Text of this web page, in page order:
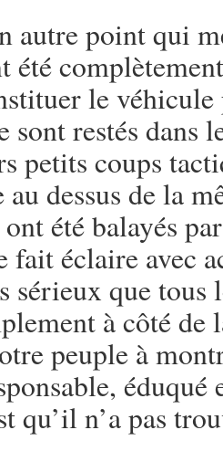
autre point qui
été
le
sont restés dans
petits coups
au dessus de la
été balayés
fait éclaire avec
sérieux que tous
à côté de
peuple à
qu’il n’a pas